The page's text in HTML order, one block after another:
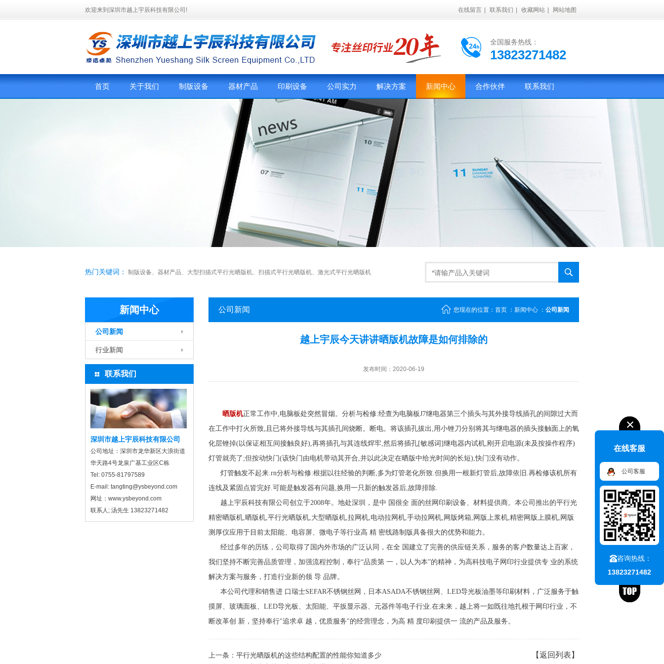
在线留言 联系我们 收藏网站 网站地图
欢迎来到深圳市越上宇辰科技有限公司!
全国服务热线：
13823271482
首页 关于我们 制版设备 器材产品 印刷设备 公司实力 解决方案 新闻中心 合作伙伴 联系我们
热门关键词： 制版设备、 器材产品、 大型扫描式平行光晒版机、 扫描式平行光晒版机、 激光式平行光晒版机
新闻中心
公司新闻
行业新闻
联系我们
深圳市越上宇辰科技有限公司
公司地址：深圳市龙华新区大浪街道
华天路4号龙泉广基工业区C栋
Tel: 0755-81797589
E-mail: tangting@ysbeyond.com
网址：www.ysbeyond.com
联系人; 汤先生 13823271482
公司新闻 您现在的位置： 首页 ： 新闻中心 ： 公司新闻
越上宇辰今天讲讲晒版机故障是如何排除的
发布时间：2020-06-19
晒版机正常工作中,电脑板处突然冒烟。分析与检修:经查为电脑板J7继电器第三个插头与其外接导线插孔的间隙过大而
在工作中打火所致,且已将外接导线与其插孔间烧断。断电。将该插孔拔出,用小锉刀分别将其与继电器的插头接触面上的氧
化层锉掉(以保证相互间接触良好),再将插孔与其连线焊牢,然后将插孔[敏感词]继电器内试机,刚开启电源(未及按操作程序)
灯管就亮了;但按动快门(该快门由电机带动其开合,并以此决定在晒版中给光时间的长短),快门没有动作。
灯管触发不起来.rn分析与检修:根据以往经验的判断,多为灯管老化所致.但换用一根新灯管后,故障依旧.再检修该机所有
连线及紧固点皆完好.可能是触发器有问题,换用一只新的触发器后,故障排除.
越上宇辰科技有限公司创立于2008年。地处深圳，是中 国很全 面的丝网印刷设备、材料提供商。本公司推出的平行光
精密晒版机,晒版机,平行光晒版机,大型晒版机,拉网机,电动拉网机,手动拉网机,网版烤箱,网版上浆机,精密网版上膜机,网版
测厚仪应用于目前太阳能、电容屏、微电子等行业高 精 密线路制版具备很大的优势和能力。
经过多年的历练，公司取得了国内外市场的广泛认同，在全 国建立了完善的供应链关系，服务的客户数量达上百家，
我们坚持不断完善品质管理，加强流程控制，奉行“品质第 一，以人为本”的精神，为高科技电子网印行业提供专 业的系统
解决方案与服务，打造行业新的领 导 品牌。
本公司代理和销售进 口瑞士SEFAR不锈钢丝网，日本ASADA不锈钢丝网、LED导光板油墨等印刷材料，广泛服务于触
摸屏、玻璃面板、LED导光板、太阳能、平扳显示器、元器件等电子行业.在未来，越上将一如既往地扎根于网印行业，不
断改革创 新，坚持奉行"追求卓 越，优质服务"的经营理念，为高 精 度印刷提供一 流的产品及服务。
上一条： 平行光晒版机的这些结构配置的性能你知道多少
【返回列表】
在线客服
公司客服
咨询热线：
13823271482